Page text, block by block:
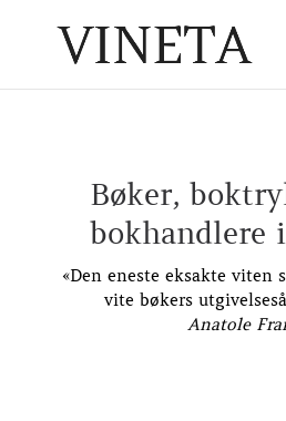
Bøker,
bokhandlere
«Den eneste eksakte viten
vite bøkers
Anatole